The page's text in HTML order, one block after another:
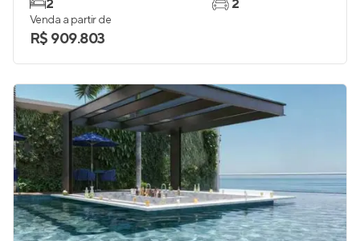
2
2
Venda a partir de
R$ 909.803